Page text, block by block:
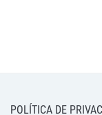
POLÍTICA DE